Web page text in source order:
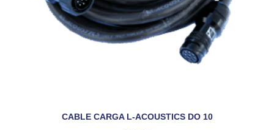
CABLE CARGA L-ACOUSTICS DO 10